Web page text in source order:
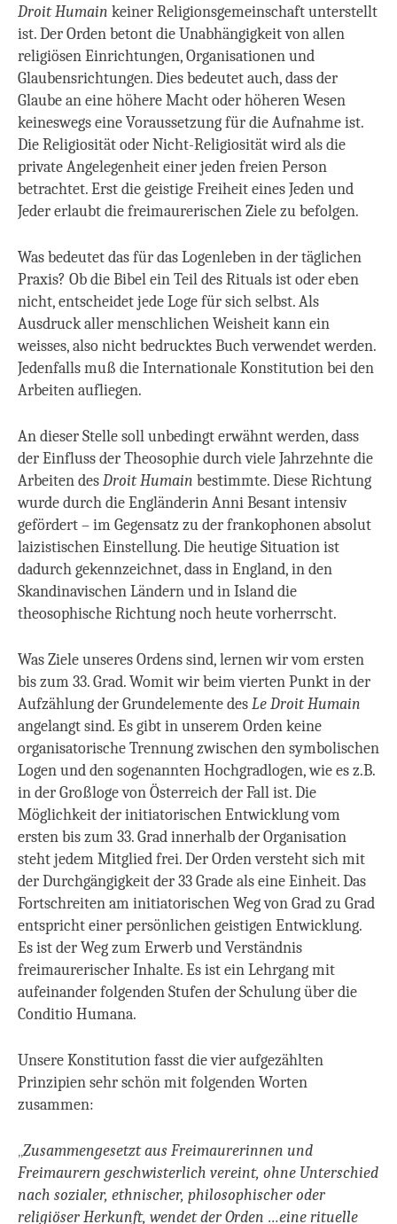
Droit Humain keiner Religionsgemeinschaft unterstellt
ist. Der Orden betont die Unabhängigkeit von allen
religiösen Einrichtungen, Organisationen und
Glaubensrichtungen.Dies bedeutet auch, dass der
Glaube an eine höhere Macht oder höheren Wesen
keineswegs eine Voraussetzung für die Aufnahme ist.
Die Religiosität oder Nicht-Religiosität wird als die
private Angelegenheit einer jeden freien Person
betrachtet. Erst die geistige Freiheit eines Jeden und
Jeder erlaubt die freimaurerischen Ziele zu befolgen.
Was bedeutet das für das Logenleben in der täglichen
Praxis? Ob die Bibel ein Teil des Rituals ist oder eben
nicht, entscheidet jede Loge für sich selbst. Als
Ausdruck aller menschlichen Weisheit kann ein
weisses, also nicht bedrucktes Buch verwendet werden.
Jedenfalls muß die Internationale Konstitution bei den
Arbeiten aufliegen.
An dieser Stelle soll unbedingt erwähnt werden, dass
der Einfluss der Theosophie durch viele Jahrzehnte die
Arbeiten desDroit Humain bestimmte. Diese Richtung
wurde durch die Engländerin Anni Besant intensiv
gefördert – im Gegensatz zu der frankophonen absolut
laizistischen Einstellung. Die heutige Situation ist
dadurch gekennzeichnet, dass in England, in den
Skandinavischen Ländern und in Island die
theosophische Richtung noch heute vorherrscht.
Was Ziele unseres Ordens sind, lernen wir vom ersten
bis zum 33. Grad. Womit wir beim vierten Punkt in der
Aufzählung der Grundelemente desLe Droit Humain
angelangt sind. Es gibt in unserem Orden keine
organisatorische Trennung zwischen den symbolischen
Logen und den sogenannten Hochgradlogen, wie es z.B.
in der Großloge von Österreich der Fall ist. Die
Möglichkeit der initiatorischen Entwicklung vom
ersten bis zum 33. Grad innerhalb der Organisation
steht jedem Mitglied frei. Der Orden versteht sich mit
der Durchgängigkeit der 33 Grade als eine Einheit. Das
Fortschreiten am initiatorischen Weg von Grad zu Grad
entspricht einer persönlichen geistigen Entwicklung.
Es ist der Weg zum Erwerb und Verständnis
freimaurerischer Inhalte. Es ist ein Lehrgang mit
aufeinander folgenden Stufen der Schulung über die
Conditio Humana.
Unsere Konstitution fasst die vier aufgezählten
Prinzipien sehr schön mit folgenden Worten
zusammen:
„Zusammengesetzt aus Freimaurerinnen und
Freimaurern geschwisterlich vereint, ohne Unterschied
nach sozialer, ethnischer, philosophischer oder
religiöser Herkunft, wendet der Orden …eine rituelle